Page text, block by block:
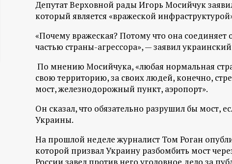
ц
и
о
н
н
ы
й
Депутат Верховной рады Игорь Мосийчук
который является «вражеской
«Почему вражеская? Потому что она
частью страны-агрессора», — заявил
По мнению Мосийчука, «любая нормальная
свою территорию, за своих людей, конечно,
мост, железнодорожный пункт, аэропорт».
Он сказал, что обязательно разрушил бы мост,
Украины.
На прошлой неделе журналист Том Роган
которой призвал Украину разбомбить мост